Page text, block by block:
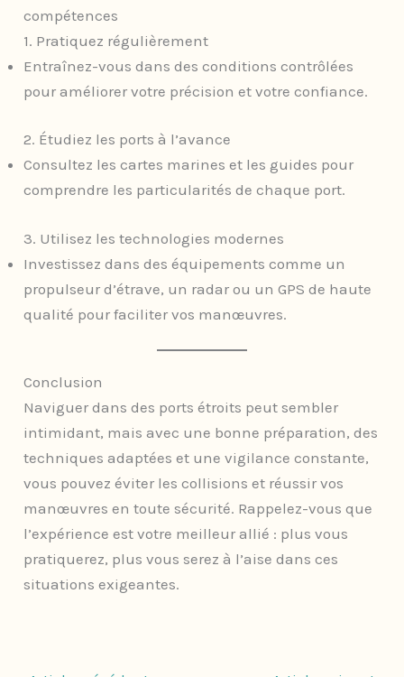
compétences
1. Pratiquez régulièrement
Entraînez-vous dans des conditions contrôlées
pour améliorer votre précision et votre confiance.
2. Étudiez les ports à l’avance
Consultez les cartes marines et les guides pour
comprendre les particularités de chaque port.
3. Utilisez les technologies modernes
Investissez dans des équipements comme un
propulseur d’étrave, un radar ou un GPS de haute
qualité pour faciliter vos manœuvres.
Conclusion
Naviguer dans des ports étroits peut sembler
intimidant, mais avec une bonne préparation, des
techniques adaptées et une vigilance constante,
vous pouvez éviter les collisions et réussir vos
manœuvres en toute sécurité. Rappelez-vous que
l’expérience est votre meilleur allié : plus vous
pratiquerez, plus vous serez à l’aise dans ces
situations exigeantes.